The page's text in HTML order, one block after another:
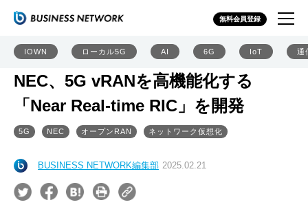
無料会員登録
IOWN ローカル5G AI 6G IoT 通
NEC、5G vRANを高機能化する
「Near Real-time RIC」を開発
5G NEC オープンRAN ネットワーク仮想化
BUSINESS NETWORK編集部 2025.02.21